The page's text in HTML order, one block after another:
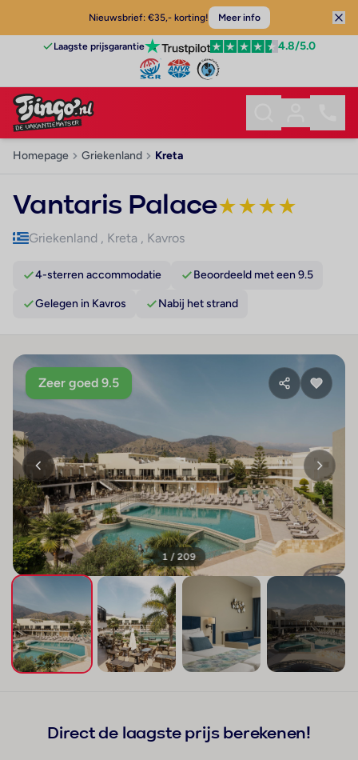
Nieuwsbrief: €35,- korting! Meer info
Laagste prijsgarantie 4.8/5.0
Homepage Griekenland Kreta
Vantaris Palace★★★★
Griekenland , Kreta , Kavros
4-sterren accommodatie Beoordeeld met een 9.5
Gelegen in Kavros Nabij het strand
Zeer goed 9.5
1 / 209
Direct de laagste prijs berekenen!